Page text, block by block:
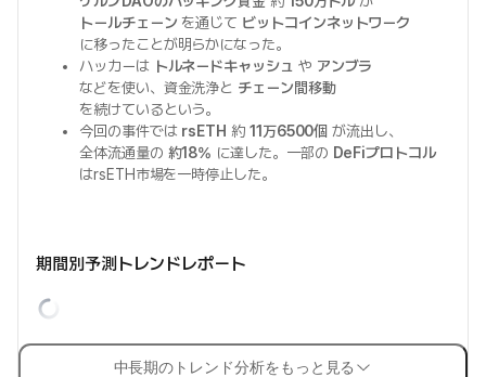
トールチェーン を通じて ビットコインネットワーク
に移ったことが明らかになった。
ハッカーは トルネードキャッシュ や アンブラ
などを使い、資金洗浄と チェーン間移動
を続けているという。
今回の事件では rsETH 約 11万6500個 が流出し、
全体流通量の 約18% に達した。一部の DeFiプロトコル
はrsETH市場を一時停止した。
期間別予測トレンドレポート
中長期のトレンド分析をもっと見る